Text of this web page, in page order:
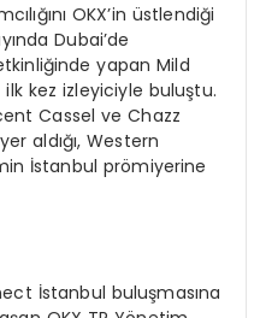
OKX’in üstlendiği
Dubai’de
yapan Mild
kez izleyiciyle buluştu.
Cassel ve Chazz
aldığı, Western
İstanbul prömiyerine
İstanbul buluşmasına